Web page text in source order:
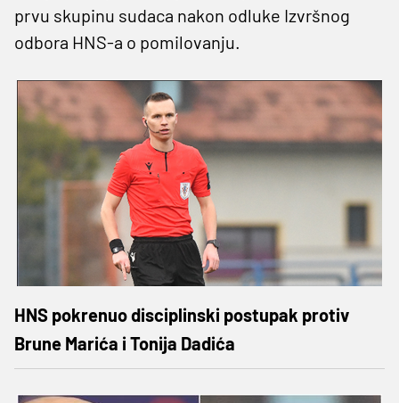
prvu skupinu sudaca nakon odluke Izvršnog
odbora HNS-a o pomilovanju.
HNS pokrenuo disciplinski postupak protiv
Brune Marića i Tonija Dadića